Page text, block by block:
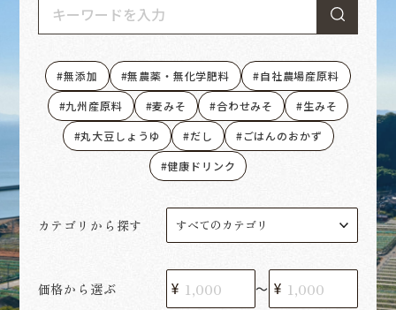
無添加 無農薬・無化学肥料
自社農場産原料
九州産原料
麦みそ 合わせみそ
生みそ
丸大豆しょうゆ
だし
ごはんのおかず
健康ドリンク
カテゴリから探す
価格から選ぶ 〜